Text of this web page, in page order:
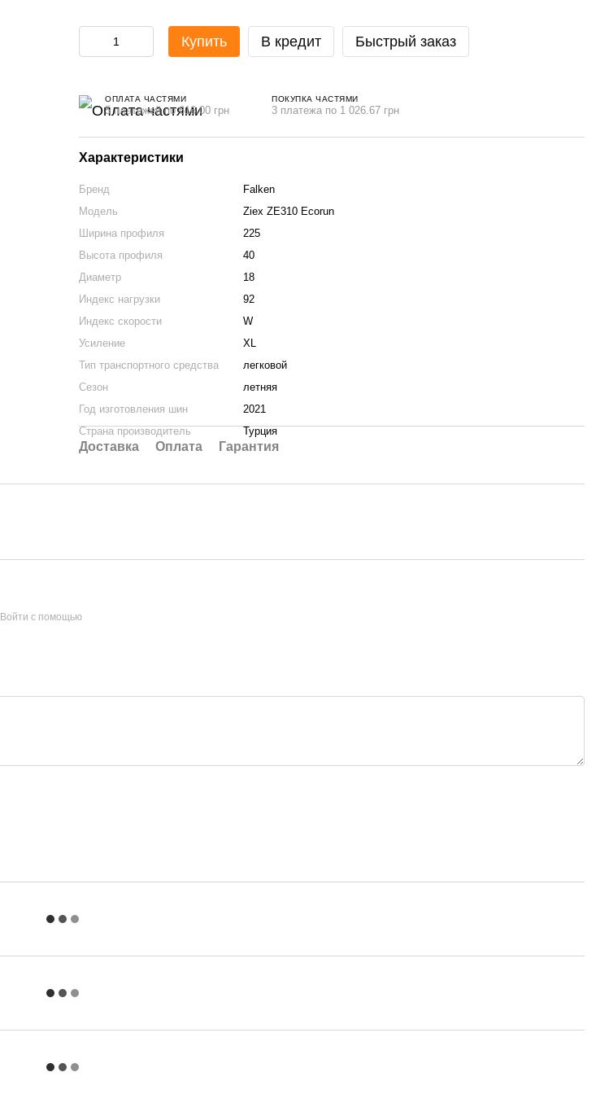
Купить В кредит Быстрый заказ
ОПЛАТА ЧАСТЯМИ
5 платежей по 616.00 грн
ПОКУПКА ЧАСТЯМИ
3 платежа по 1 026.67 грн
Характеристики
Бренд
Falken
Модель
Ziex ZE310 Ecorun
Ширина профиля
225
Высота профиля
40
Диаметр
18
Индекс нагрузки
92
Индекс скорости
W
Усиление
XL
Тип транспортного средства
легковой
Сезон
летняя
Год изготовления шин
2021
Страна производитель
Турция
Доставка Оплата Гарантия
Войти с помощью